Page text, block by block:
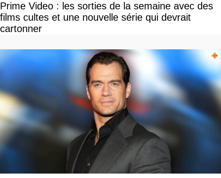
Prime Video : les sorties de la semaine avec des
films cultes et une nouvelle série qui devrait
cartonner